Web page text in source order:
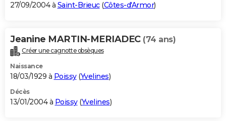
27/09/2004 à Saint-Brieuc(Côtes-d'Armor)
Jeanine MARTIN-MERIADEC (74 ans)
Créer une cagnotte obsèques
Naissance
18/03/1929 à Poissy(Yvelines)
Décès
13/01/2004 à Poissy(Yvelines)